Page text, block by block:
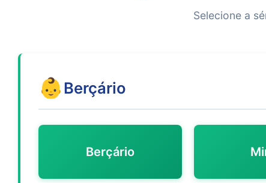
Selecione a
👶Berçário
Berçário